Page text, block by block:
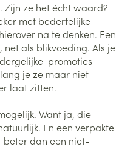
Zijn ze het écht waard?
met bederfelijke
na te denken. Een
als blikvoeding. Als je
promoties
je ze maar niet
laat zitten.
Want ja, die
En een verpakte
beter dan een niet-